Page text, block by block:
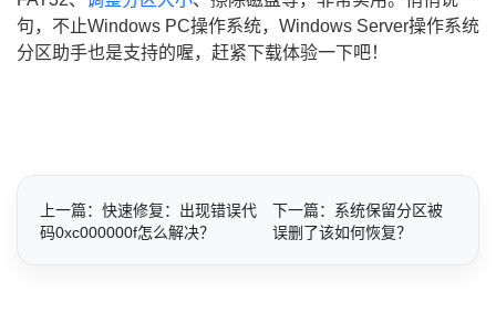
句，不止Windows PC操作系统，Windows Server操作系统
分区助手也是支持的喔，赶紧下载体验一下吧！
上一篇：快速修复：出现错误代
码0xc000000f怎么解决？
下一篇：系统保留分区被
误删了该如何恢复？